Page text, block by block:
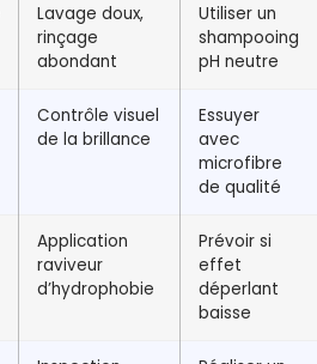
Lavage doux,
rinçage
abondant
Utiliser un
shampooing
pH neutre
Contrôle visuel
de la brillance
Essuyer
avec
microfibre
de qualité
Application
raviveur
d’hydrophobie
Prévoir si
effet
déperlant
baisse